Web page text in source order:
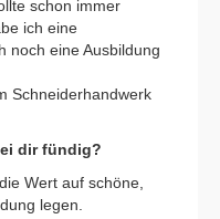
schon immer
ich eine
noch eine Ausbildung
Schneiderhandwerk
dir fündig?
Wert auf schöne,
legen.